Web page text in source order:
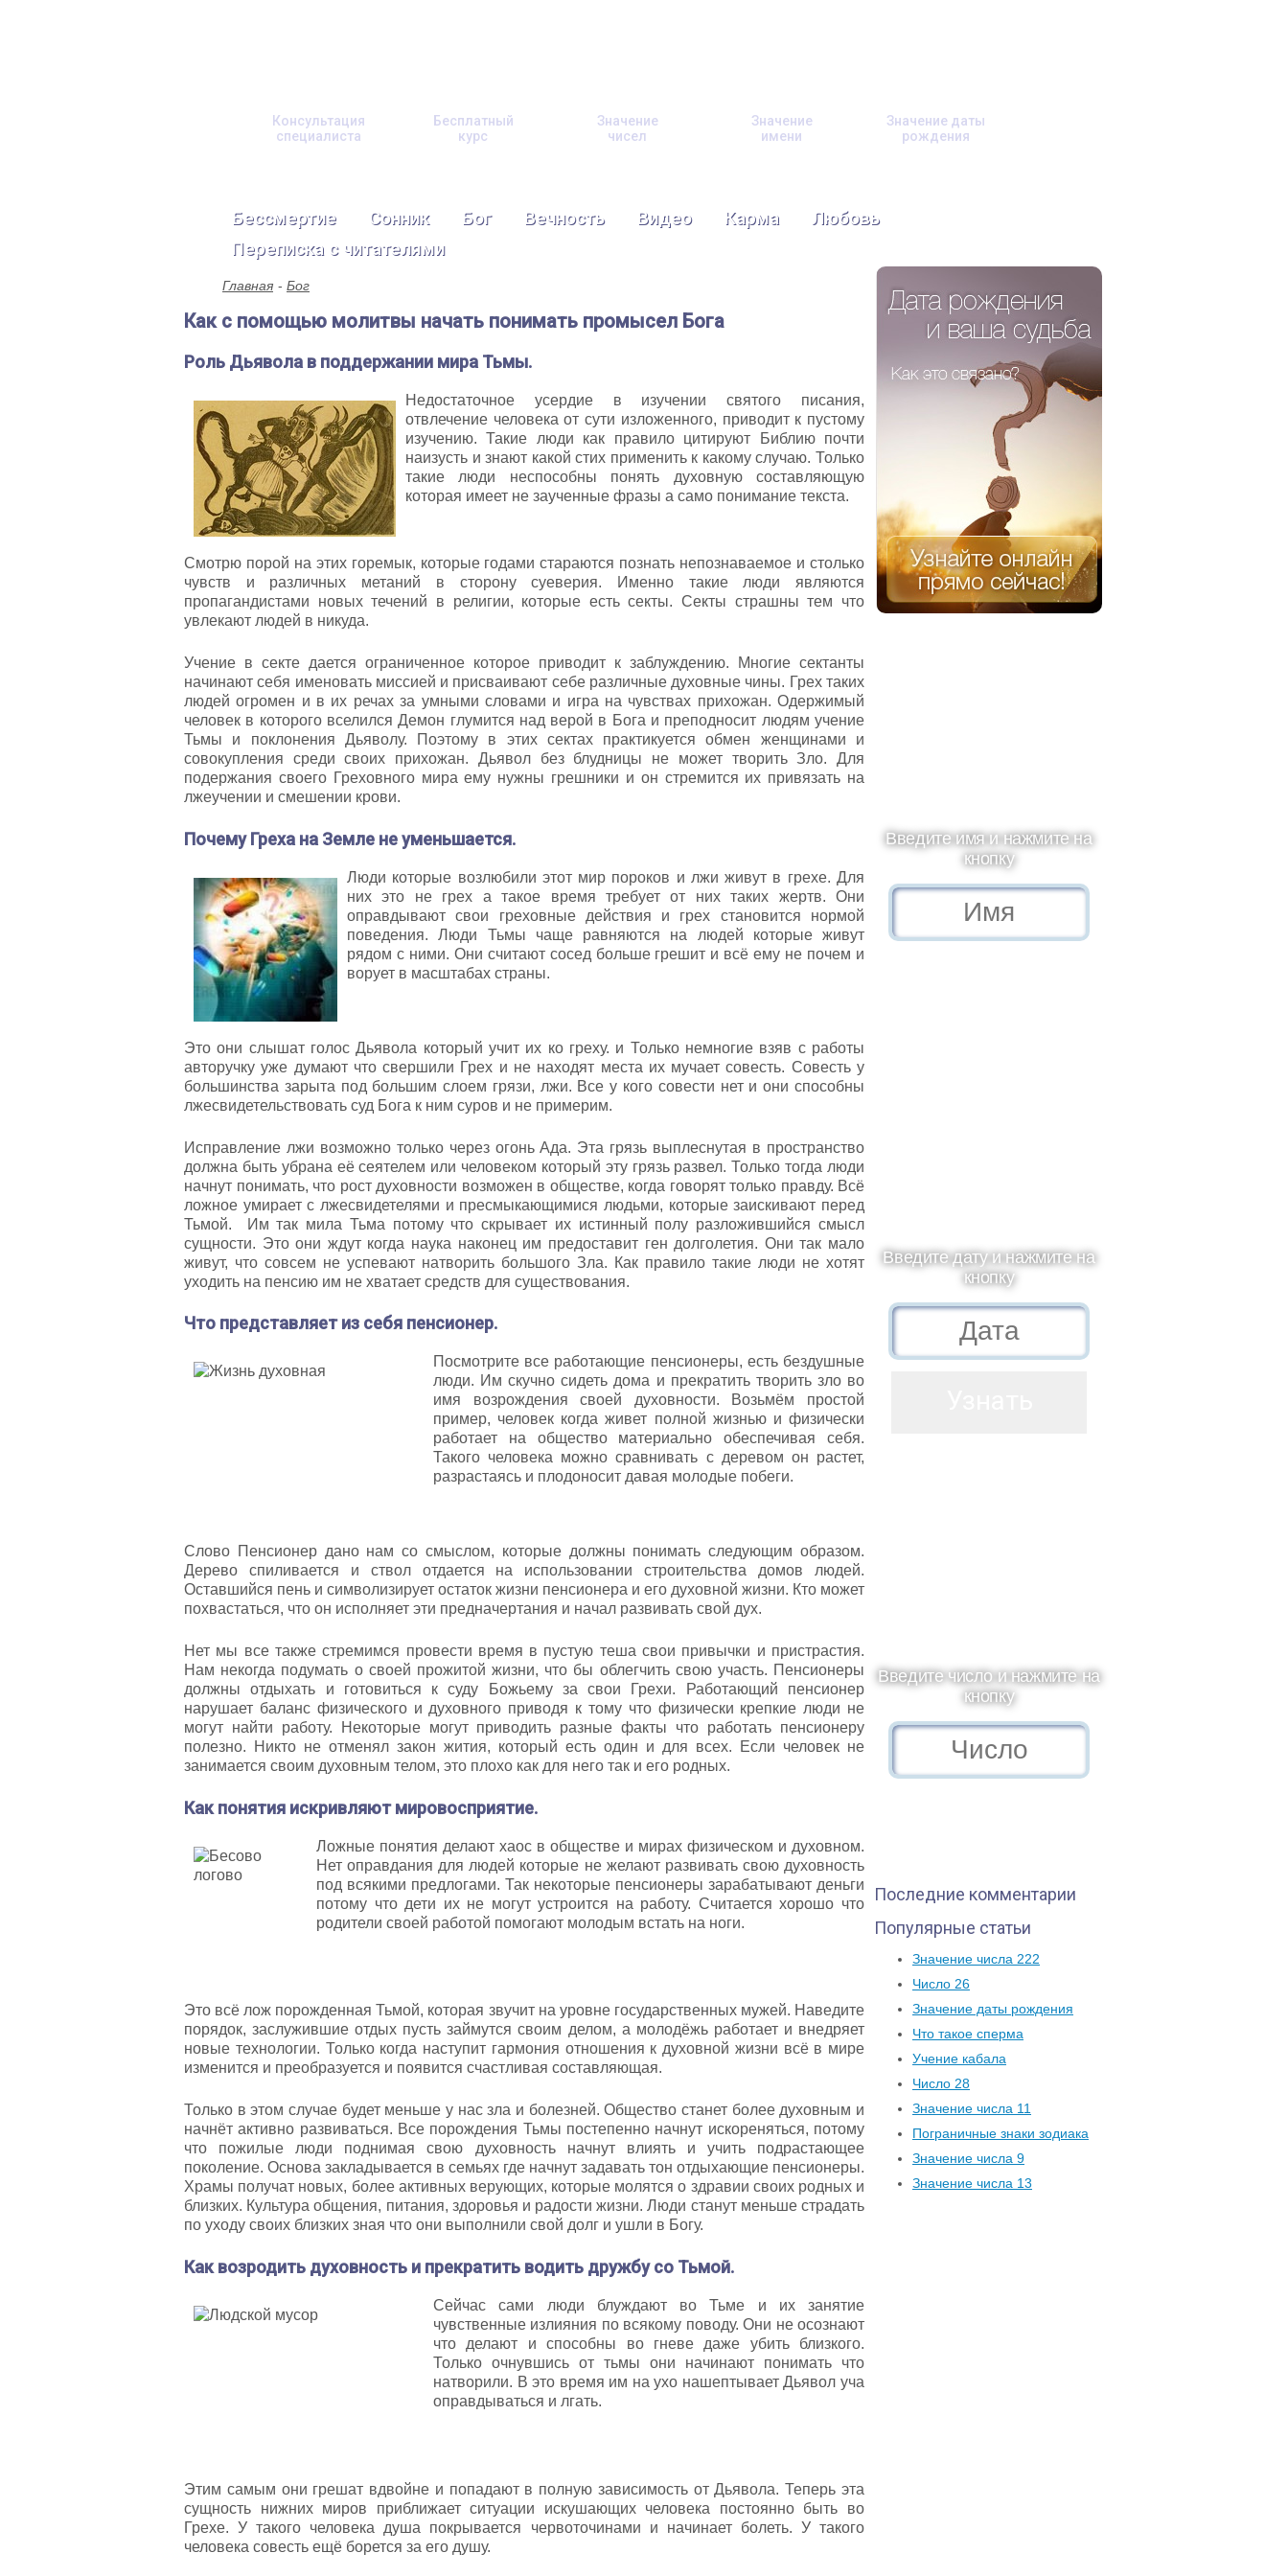
Консультация
специалиста
Бесплатный
курс
Значение
чисел
Значение
имени
Значение даты
рождения
Бессмертие Сонник Бог Вечность Видео Карма
Любовь
Переписка с читателями
Главная Бог
Как с помощью молитвы начать понимать промысел Бога
Роль Дьявола в поддержании мира Тьмы.
Недостаточное усердие в изучении святого писания,
отвлечение человека от сути изложенного, приводит к пустому
изучению. Такие люди как правило цитируют Библию почти
наизусть и знают какой стих применить к какому случаю. Только
такие люди неспособны понять духовную составляющую
которая имеет не заученные фразы а само понимание текста.
Смотрю порой на этих горемык, которые годами стараются познать непознаваемое и столько
чувств и различных метаний в сторону суеверия. Именно такие люди являются
пропагандистами новых течений в религии, которые есть секты. Секты страшны тем что
увлекают людей в никуда.
Учение в секте дается ограниченное которое приводит к заблуждению. Многие сектанты
начинают себя именовать миссией и присваивают себе различные духовные чины. Грех таких
людей огромен и в их речах за умными словами и игра на чувствах прихожан. Одержимый
человек в которого вселился Демон глумится над верой в Бога и преподносит людям учение
Тьмы и поклонения Дьяволу. Поэтому в этих сектах практикуется обмен женщинами и
совокупления среди своих прихожан. Дьявол без блудницы не может творить Зло. Для
подержания своего Греховного мира ему нужны грешники и он стремится их привязать на
лжеучении и смешении крови.
Почему Греха на Земле не уменьшается.
Люди которые возлюбили этот мир пороков и лжи живут в грехе. Для
них это не грех а такое время требует от них таких жертв. Они
оправдывают свои греховные действия и грех становится нормой
поведения. Люди Тьмы чаще равняются на людей которые живут
рядом с ними. Они считают сосед больше грешит и всё ему не почем и
ворует в масштабах страны.
Это они слышат голос Дьявола который учит их ко греху. и Только немногие взяв с работы
авторучку уже думают что свершили Грех и не находят места их мучает совесть. Совесть у
большинства зарыта под большим слоем грязи, лжи. Все у кого совести нет и они способны
лжесвидетельствовать суд Бога к ним суров и не примерим.
Исправление лжи возможно только через огонь Ада. Эта грязь выплеснутая в пространство
должна быть убрана её сеятелем или человеком который эту грязь развел. Только тогда люди
начнут понимать, что рост духовности возможен в обществе, когда говорят только правду. Всё
ложное умирает с лжесвидетелями и пресмыкающимися людьми, которые заискивают перед
Тьмой. Им так мила Тьма потому что скрывает их истинный полу разложившийся смысл
сущности. Это они ждут когда наука наконец им предоставит ген долголетия. Они так мало
живут, что совсем не успевают натворить большого Зла. Как правило такие люди не хотят
уходить на пенсию им не хватает средств для существования.
Что представляет из себя пенсионер.
Посмотрите все работающие пенсионеры, есть бездушные
люди. Им скучно сидеть дома и прекратить творить зло во
имя возрождения своей духовности. Возьмём простой
пример, человек когда живет полной жизнью и физически
работает на общество материально обеспечивая себя.
Такого человека можно сравнивать с деревом он растет,
разрастаясь и плодоносит давая молодые побеги.
Слово Пенсионер дано нам со смыслом, которые должны понимать следующим образом.
Дерево спиливается и ствол отдается на использовании строительства домов людей.
Оставшийся пень и символизирует остаток жизни пенсионера и его духовной жизни. Кто может
похвастаться, что он исполняет эти предначертания и начал развивать свой дух.
Нет мы все также стремимся провести время в пустую теша свои привычки и пристрастия.
Нам некогда подумать о своей прожитой жизни, что бы облегчить свою участь. Пенсионеры
должны отдыхать и готовиться к суду Божьему за свои Грехи. Работающий пенсионер
нарушает баланс физического и духовного приводя к тому что физически крепкие люди не
могут найти работу. Некоторые могут приводить разные факты что работать пенсионеру
полезно. Никто не отменял закон жития, который есть один и для всех. Если человек не
занимается своим духовным телом, это плохо как для него так и его родных.
Как понятия искривляют мировосприятие.
Ложные понятия делают хаос в обществе и мирах физическом и духовном.
Нет оправдания для людей которые не желают развивать свою духовность
под всякими предлогами. Так некоторые пенсионеры зарабатывают деньги
потому что дети их не могут устроится на работу. Считается хорошо что
родители своей работой помогают молодым встать на ноги.
Это всё лож порожденная Тьмой, которая звучит на уровне государственных мужей. Наведите
порядок, заслужившие отдых пусть займутся своим делом, а молодёжь работает и внедряет
новые технологии. Только когда наступит гармония отношения к духовной жизни всё в мире
изменится и преобразуется и появится счастливая составляющая.
Только в этом случае будет меньше у нас зла и болезней. Общество станет более духовным и
начнёт активно развиваться. Все порождения Тьмы постепенно начнут искореняться, потому
что пожилые люди поднимая свою духовность начнут влиять и учить подрастающее
поколение. Основа закладывается в семьях где начнут задавать тон отдыхающие пенсионеры.
Храмы получат новых, более активных верующих, которые молятся о здравии своих родных и
близких. Культура общения, питания, здоровья и радости жизни. Люди станут меньше страдать
по уходу своих близких зная что они выполнили свой долг и ушли в Богу.
Как возродить духовность и прекратить водить дружбу со Тьмой.
Сейчас сами люди блуждают во Тьме и их занятие
чувственные излияния по всякому поводу. Они не осознают
что делают и способны во гневе даже убить близкого.
Только очнувшись от тьмы они начинают понимать что
натворили. В это время им на ухо нашептывает Дьявол уча
оправдываться и лгать.
Этим самым они грешат вдвойне и попадают в полную зависимость от Дьявола. Теперь эта
сущность нижних миров приближает ситуации искушающих человека постоянно быть во
Грехе. У такого человека душа покрывается червоточинами и начинает болеть. У такого
человека совесть ещё борется за его душу.
Введите имя и нажмите на
кнопку
Введите дату и нажмите на
кнопку
Введите число и нажмите на
кнопку
Последние комментарии
Популярные статьи
Значение числа 222
Число 26
Значение даты рождения
Что такое сперма
Учение кабала
Число 28
Значение числа 11
Пограничные знаки зодиака
Значение числа 9
Значение числа 13